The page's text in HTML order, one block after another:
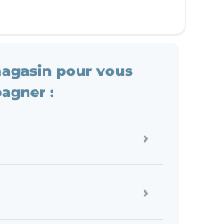
pour vous
:
›
›